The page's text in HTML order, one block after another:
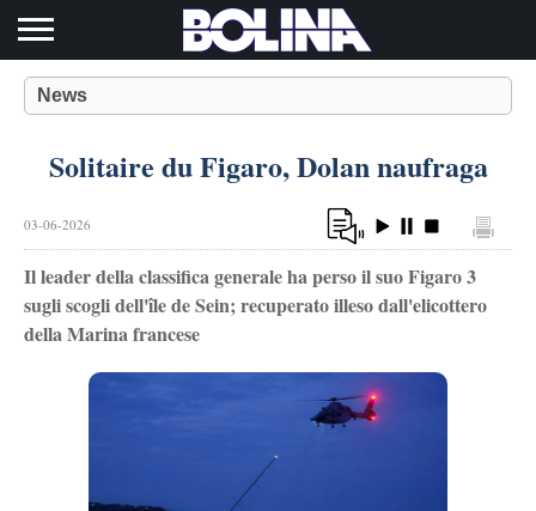
News
Solitaire du Figaro, Dolan naufraga
03-06-2026
Il leader della classifica generale ha perso il suo Figaro 3
sugli scogli dell'île de Sein; recuperato illeso dall'elicottero
della Marina francese